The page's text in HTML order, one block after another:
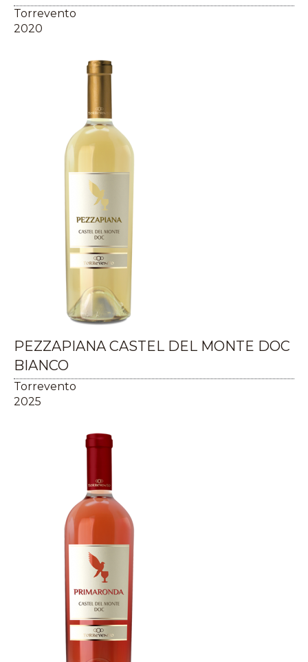
Torrevento
2020
PEZZAPIANA CASTEL DEL MONTE DOC
BIANCO
Torrevento
2025